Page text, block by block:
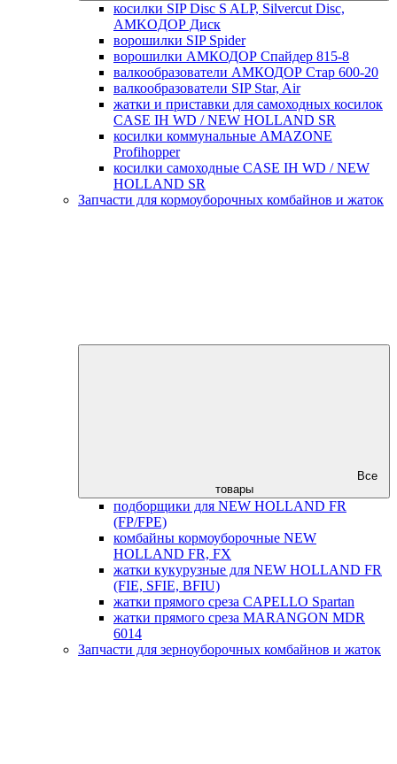
косилки SIP Disc S ALP, Silvercut Disc,
AMKOДОР Диск
ворошилки SIP Spider
ворошилки АМКОДОР Спайдер 815-8
валкообразователи АМКОДОР Стар 600-20
валкообразователи SIP Star, Air
жатки и приставки для самоходных косилок
CASE IH WD / NEW HOLLAND SR
косилки коммунальные AMAZONE
Profihopper
косилки самоходные CASE IH WD / NEW
HOLLAND SR
Запчасти для кормоуборочных комбайнов и жаток
Все
товары
подборщики для NEW HOLLAND FR
(FP/FPE)
комбайны кормоуборочные NEW
HOLLAND FR, FX
жатки кукурузные для NEW HOLLAND FR
(FIE, SFIE, BFIU)
жатки прямого среза CAPELLO Spartan
жатки прямого среза MARANGON MDR
6014
Запчасти для зерноуборочных комбайнов и жаток